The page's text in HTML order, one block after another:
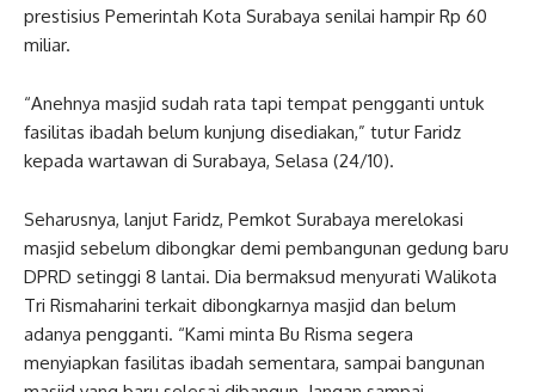
prestisius Pemerintah Kota Surabaya senilai hampir Rp 60
miliar.
“Anehnya masjid sudah rata tapi tempat pengganti untuk
fasilitas ibadah belum kunjung disediakan,” tutur Faridz
kepada wartawan di Surabaya, Selasa (24/10).
Seharusnya, lanjut Faridz, Pemkot Surabaya merelokasi
masjid sebelum dibongkar demi pembangunan gedung baru
DPRD setinggi 8 lantai. Dia bermaksud menyurati Walikota
Tri Rismaharini terkait dibongkarnya masjid dan belum
adanya pengganti. “Kami minta Bu Risma segera
menyiapkan fasilitas ibadah sementara, sampai bangunan